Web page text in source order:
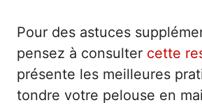
Pour des astuces
pensez à consulter cette
présente les meilleures
tondre votre pelouse en